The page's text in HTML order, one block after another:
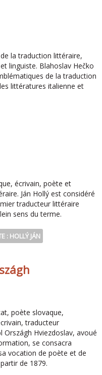
la traduction littéraire,
linguiste. Blahoslav Hečko
de la traduction
littératures italienne et
écrivain, poète et
Ján Hollý est considéré
traducteur littéraire
sens du terme.
: HOLLÝ JÁN
poète slovaque,
traducteur
Országh Hviezdoslav, avoué
se consacra
vocation de poète et de
de 1879.